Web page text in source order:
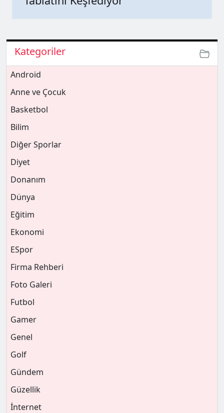
Kategoriler
Android
Anne ve Çocuk
Basketbol
Bilim
Diğer Sporlar
Diyet
Donanım
Dünya
Eğitim
Ekonomi
ESpor
Firma Rehberi
Foto Galeri
Futbol
Gamer
Genel
Golf
Gündem
Güzellik
İnternet